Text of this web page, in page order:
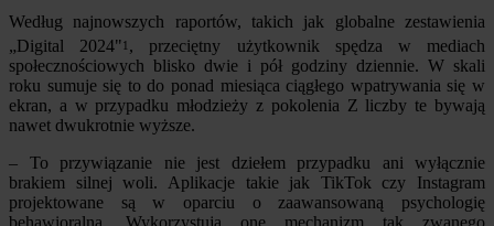
Według najnowszych raportów, takich jak globalne zestawienia
„Digital 2024"1 , przeciętny użytkownik spędza w mediach
społecznościowych blisko dwie i pół godziny dziennie. W skali
roku sumuje się to do ponad miesiąca ciągłego wpatrywania się w
ekran, a w przypadku młodzieży z pokolenia Z liczby te bywają
nawet dwukrotnie wyższe.
– To przywiązanie nie jest dziełem przypadku ani wyłącznie
brakiem silnej woli. Aplikacje takie jak TikTok czy Instagram
projektowane są w oparciu o zaawansowaną psychologię